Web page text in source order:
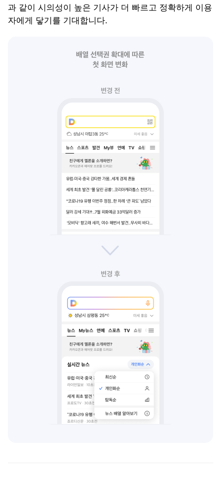
과 같이 시의성이 높은 기사가 더 빠르고 정확하게 이용
자에게 닿기를 기대합니다.